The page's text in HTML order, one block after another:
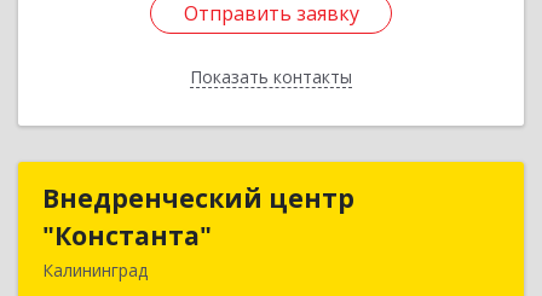
Отправить заявку
Показать контакты
Отправить заявку
Назад
Внедренческий центр
"Константа"
Калининград
Внедренческий центр